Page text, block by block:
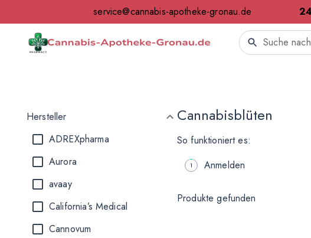
service@cannabis-apotheke-gronau.de
Hersteller
ADREXpharma
Aurora
avaay
California’s Medical
Cannovum
Cannabisblüten
So funktioniert es:
Anmelden
Produkte gefunden